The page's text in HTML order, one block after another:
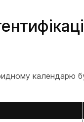
календарю